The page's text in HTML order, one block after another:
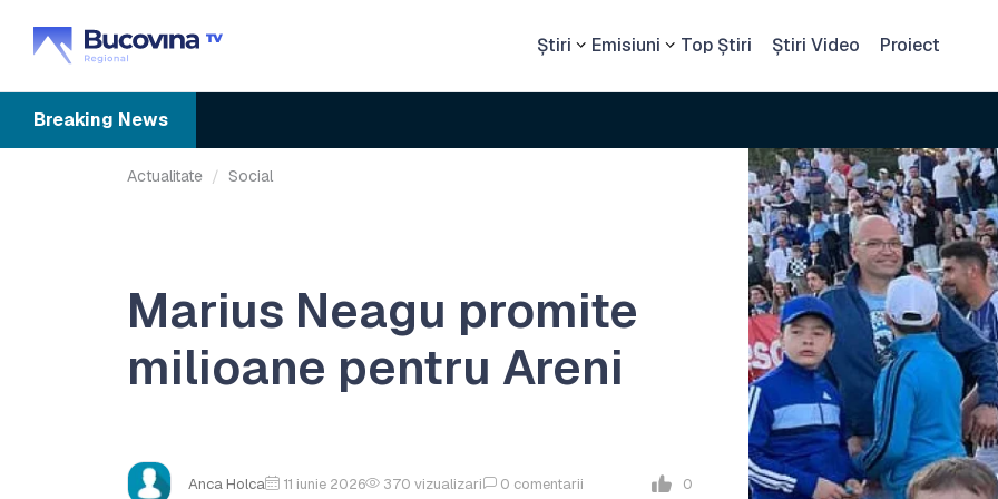
Știri Emisiuni Top Știri Știri Video Proiect
Breaking News
Actualitate Social
Marius Neagu promite
milioane pentru Areni
Anca Holca 11 iunie 2026 370 vizualizari 0 comentarii 0